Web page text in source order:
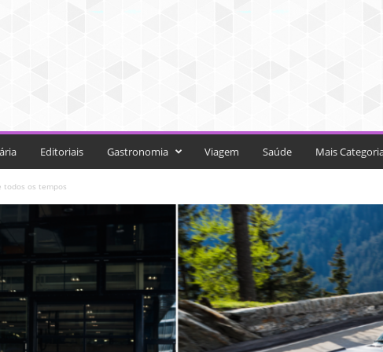
Editoriais Gastronomia Viagem Saúde Mais
todos os tempos